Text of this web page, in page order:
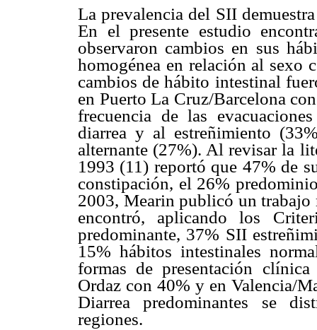
La prevalencia del SII
En el presente estudio
observaron cambios en sus
homogénea en relación al sexo
cambios de hábito intestinal
en Puerto La Cruz/Barcelona
frecuencia de las
diarrea y al estreñimiento
alternante (27%). Al revisar la
1993 (11) reportó que 47% de
constipación, el 26%
2003, Mearin publicó un trabajo
encontró, aplicando los
predominante, 37% SII
15% hábitos intestinales
formas de presentación
Ordaz con 40% y en Valencia/
Diarrea predominantes se
regiones.